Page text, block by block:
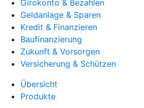
Girokonto & Bezahlen
Geldanlage & Sparen
Kredit & Finanzieren
Baufinanzierung
Zukunft & Vorsorgen
Versicherung & Schützen
Übersicht
Produkte